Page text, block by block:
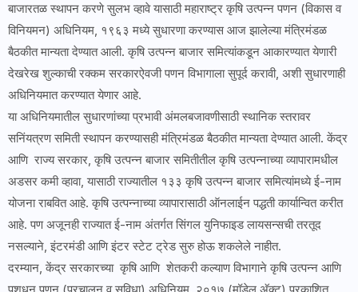
बाजारतळ स्थापन करणे सुलभ व्हावे यासाठी महाराष्ट्र कृषि उत्पन्न पणन (विकास व
विनियमन) अधिनियम, १९६३ मध्ये सुधारणा करण्यास आज झालेल्या मंत्रिमंडळ
बैठकीत मान्यता देण्यात आली. कृषि उत्पन्न बाजार समित्यांकडून आकारण्यात येणारी
देखरेख शुल्काची रक्कम सरकारऐवजी पणन विभागाला सुपूर्द करावी, अशी सुधारणाही
अधिनियमात करण्यात येणार आहे.
या अधिनियमातील सुधारणांच्या प्रभावी अंमलबजावणीसाठी स्थानिक स्तरावर
सनिंयत्रण समिती स्थापन करण्यासही मंत्रिमंडळ बैठकीत मान्यता देण्यात आली. केंद्र
आणि राज्य सरकार, कृषि उत्पन्न बाजार समितीतील कृषि उत्पन्नाच्या व्यापारामधील
अडसर कमी व्हावा, यासाठी राज्यातील १३३ कृषि उत्पन्न बाजार समित्यांमध्ये ई-नाम
योजना राबवित आहे. कृषि उत्पन्नाच्या व्यापारासाठी ऑनलाईन पद्धती कार्यान्वित करीत
आहे. पण अजूनही राज्यात ई-नाम अंतर्गत सिंगल युनिफाइड लायसन्सची तरतूद
नसल्याने, इंटरमंडी आणि इंटर स्टेट ट्रेड सुरु होऊ शकलेले नाहीत.
दरम्यान, केंद्र सरकारच्या कृषि आणि शेतकरी कल्याण विभागाने कृषि उत्पन्न आणि